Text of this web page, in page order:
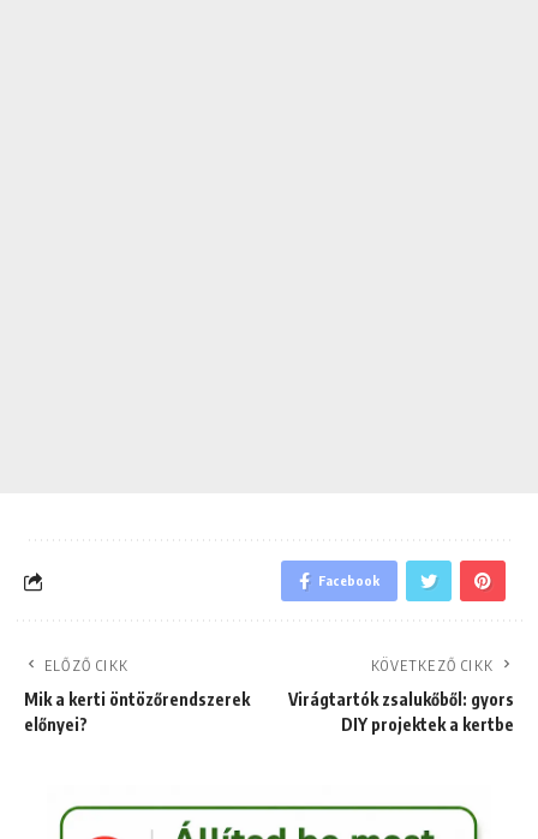
Facebook
ELŐZŐ CIKK
Mik a kerti öntözőrendszerek
előnyei?
KÖVETKEZŐ CIKK
Virágtartók zsalukőből: gyors
DIY projektek a kertbe